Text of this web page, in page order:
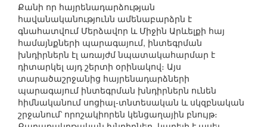
Քանի որ հայրենադարձության
հավանականությունն ամենաբարձրն է
գնահատվում Մերձավոր և Միջին Արևելքի հայ
համայնքների պարագայում, ինտեգրման
խնդիրներն էլ առայժմ նպատակահարմար է
դիտարկել այդ շերտի օրինակով։ Այս
տարածաշրջանից հայրենադարձների
պարագայում ինտեգրման խնդիրներն ունեն
հիմնականում սոցիալ-տնտեսական և սկզբնական
շրջանում՝ որոշակիորեն կենցաղային բնույթ։